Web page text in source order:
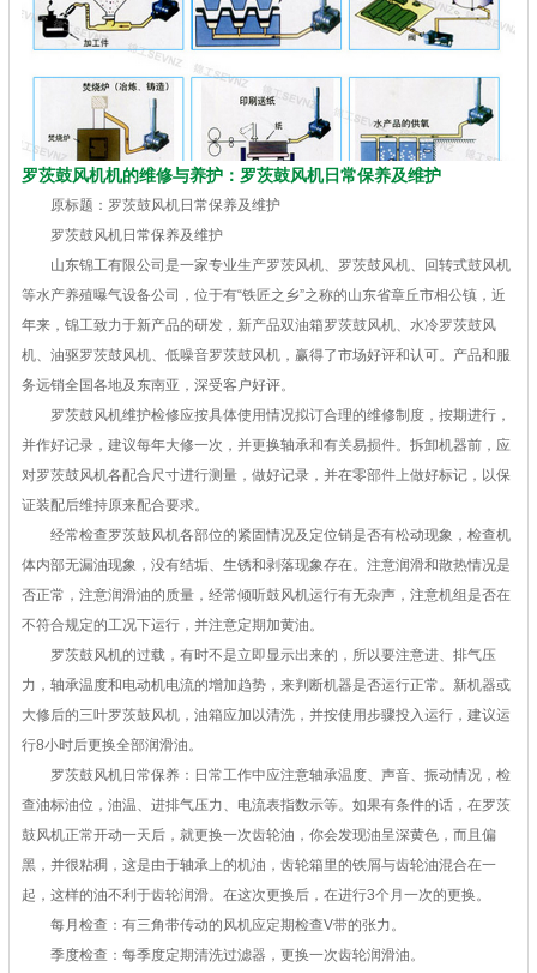
罗茨鼓风机机的维修与养护：罗茨鼓风机日常保养及维护
原标题：罗茨鼓风机日常保养及维护
罗茨鼓风机日常保养及维护
山东锦工有限公司是一家专业生产罗茨风机、罗茨鼓风机、回转式鼓风机
等水产养殖曝气设备公司，位于有“铁匠之乡”之称的山东省章丘市相公镇，近
年来，锦工致力于新产品的研发，新产品双油箱罗茨鼓风机、水冷罗茨鼓风
机、油驱罗茨鼓风机、低噪音罗茨鼓风机，赢得了市场好评和认可。产品和服
务远销全国各地及东南亚，深受客户好评。
罗茨鼓风机维护检修应按具体使用情况拟订合理的维修制度，按期进行，
并作好记录，建议每年大修一次，并更换轴承和有关易损件。拆卸机器前，应
对罗茨鼓风机各配合尺寸进行测量，做好记录，并在零部件上做好标记，以保
证装配后维持原来配合要求。
经常检查罗茨鼓风机各部位的紧固情况及定位销是否有松动现象，检查机
体内部无漏油现象，没有结垢、生锈和剥落现象存在。注意润滑和散热情况是
否正常，注意润滑油的质量，经常倾听鼓风机运行有无杂声，注意机组是否在
不符合规定的工况下运行，并注意定期加黄油。
罗茨鼓风机的过载，有时不是立即显示出来的，所以要注意进、排气压
力，轴承温度和电动机电流的增加趋势，来判断机器是否运行正常。新机器或
大修后的三叶罗茨鼓风机，油箱应加以清洗，并按使用步骤投入运行，建议运
行8小时后更换全部润滑油。
罗茨鼓风机日常保养：日常工作中应注意轴承温度、声音、振动情况，检
查油标油位，油温、进排气压力、电流表指数示等。如果有条件的话，在罗茨
鼓风机正常开动一天后，就更换一次齿轮油，你会发现油呈深黄色，而且偏
黑，并很粘稠，这是由于轴承上的机油，齿轮箱里的铁屑与齿轮油混合在一
起，这样的油不利于齿轮润滑。在这次更换后，在进行3个月一次的更换。
每月检查：有三角带传动的风机应定期检查V带的张力。
季度检查：每季度定期清洗过滤器，更换一次齿轮润滑油。